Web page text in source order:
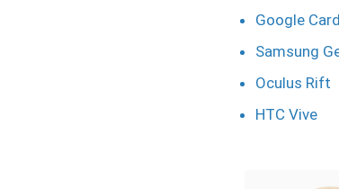
Google
Samsung
Oculus Rift
HTC Vive